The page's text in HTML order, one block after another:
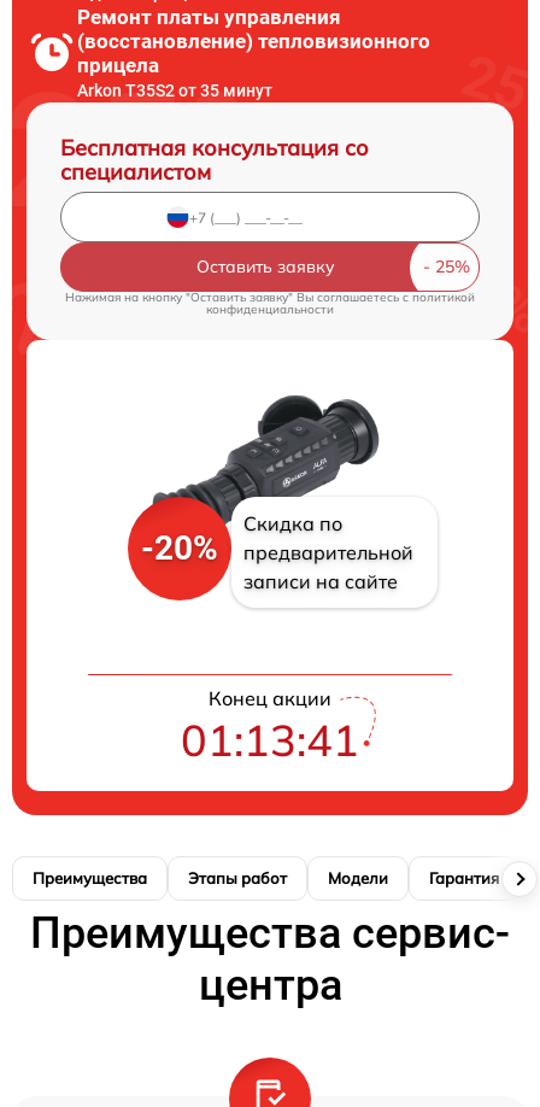
Ремонт платы управления
(восстановление) тепловизионного
прицела
Arkon T35S2 от 35 минут
Бесплатная консультация со
специалистом
Оставить заявку
Нажимая на кнопку "Оставить заявку" Вы соглашаетесь c политикой
конфиденциальности
-20%
Скидка по
предварительной
записи на сайте
Конец акции
01:13:41
Преимущества Этапы работ Модели Гарантия
Преимущества сервис-
центра